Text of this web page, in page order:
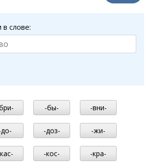
слове:
-бы- -вни-
-доз- -жи-
-кос- -кра-